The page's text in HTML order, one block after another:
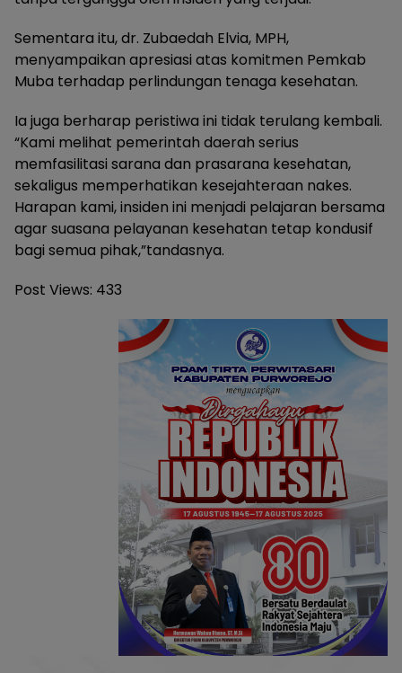
Sementara itu, dr. Zubaedah Elvia, MPH,
menyampaikan apresiasi atas komitmen Pemkab
Muba terhadap perlindungan tenaga kesehatan.
Ia juga berharap peristiwa ini tidak terulang kembali.
“Kami melihat pemerintah daerah serius
memfasilitasi sarana dan prasarana kesehatan,
sekaligus memperhatikan kesejahteraan nakes.
Harapan kami, insiden ini menjadi pelajaran bersama
agar suasana pelayanan kesehatan tetap kondusif
bagi semua pihak,”tandasnya.
Post Views: 433